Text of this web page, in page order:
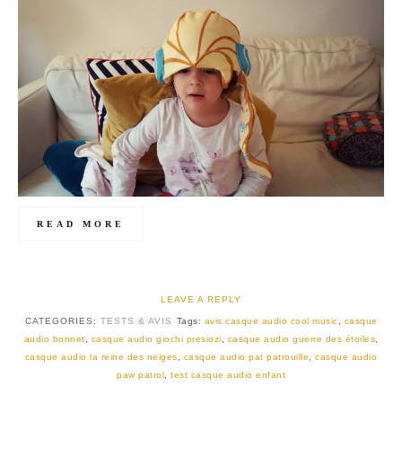
READ MORE
LEAVE A REPLY
CATEGORIES: TESTS & AVIS Tags: avis casque audio cool music, casque
audio bonnet, casque audio giochi presiozi, casque audio guerre des étoiles,
casque audio la reine des neiges, casque audio pat patrouille,casque audio
paw patrol , test casque audio enfant